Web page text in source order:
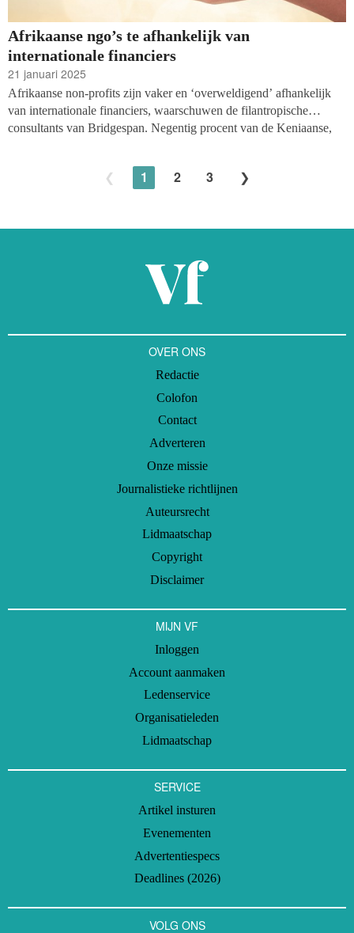
Afrikaanse ngo’s te afhankelijk van
internationale financiers
21 januari 2025
Afrikaanse non-profits zijn vaker en ‘overweldigend’ afhankelijk
van internationale financiers, waarschuwen de filantropische
consultants van Bridgespan. Negentig procent van de Keniaanse,
hun eerste substantiële subsidie van een niet-Afrikaanse financier.
1 2 3
OVER ONS
Redactie
Colofon
Contact
Adverteren
Onze missie
Journalistieke richtlijnen
Auteursrecht
Lidmaatschap
Copyright
Disclaimer
MIJN VF
Inloggen
Account aanmaken
Ledenservice
Organisatieleden
Lidmaatschap
SERVICE
Artikel insturen
Evenementen
Advertentiespecs
Deadlines (2026)
VOLG ONS